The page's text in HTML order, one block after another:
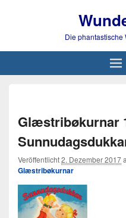
Die phantastische
Glæstribøkurnar
Veröffentlicht2. Dezember 2017
Glæstribøkurnar